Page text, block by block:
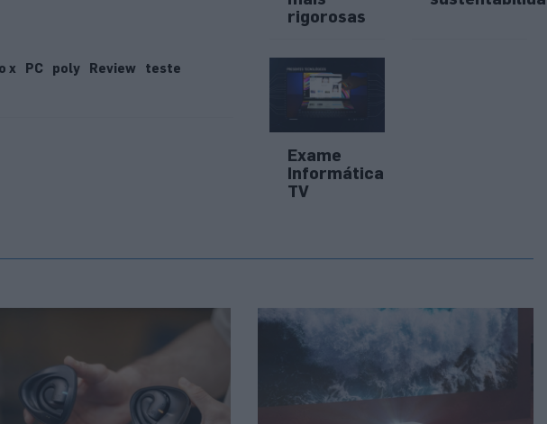
x PC poly Review
teste
rigorosas
Exame
Informática
TV